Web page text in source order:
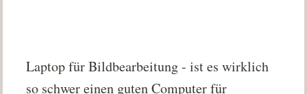
Laptop für Bildbearbeitung - ist es wirklich
so schwer einen guten Computer für